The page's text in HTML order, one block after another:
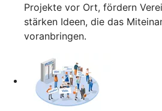
Projekte vor Ort, fördern
stärken Ideen, die das
voranbringen.